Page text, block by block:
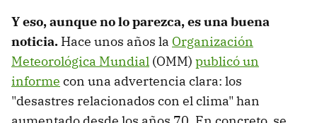
Y eso, aunque no lo parezca, es una buena
noticia. Hace unos años la Organización
Meteorológica Mundial (OMM) publicó un
informe con una advertencia clara: los
"desastres relacionados con el clima" han